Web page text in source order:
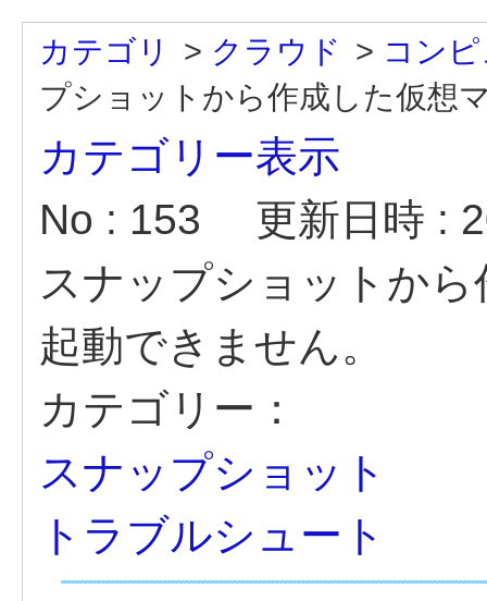
カテゴリ > クラウド > コン
プショットから作成した仮想
カテゴリー表示
No : 153
更新日時 :
スナップショットか
起動できません。
カテゴリー：
スナップショット
トラブルシュート